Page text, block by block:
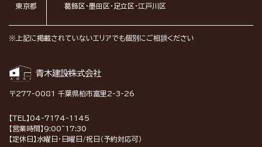
東京都 葛飾区・墨田区・足立区・江戸川区
※上記に掲載されていないエリアでも個別にご相談ください
青木建設株式会社
〒277-0081 千葉県柏市富里2-3-26
【TEL】04-7174-1145
【営業時間】9:00~17:30
【定休日】水曜日・日曜日/祝日（予約対応可）